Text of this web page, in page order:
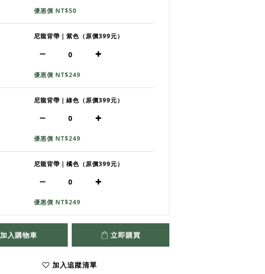
優惠價 NT$50
尼龍背帶｜紫色（原價399元）
優惠價 NT$249
尼龍背帶｜綠色（原價399元）
優惠價 NT$249
尼龍背帶｜橘色（原價399元）
優惠價 NT$249
加入購物車 立即購買
加入追蹤清單